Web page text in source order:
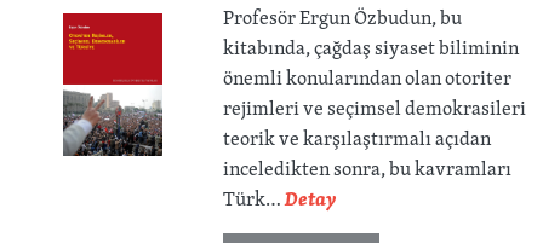
Profesör Ergun Özbudun, bu
kitabında, çağdaş siyaset biliminin
önemli konularından olan otoriter
rejimleri ve seçimsel demokrasileri
teorik ve karşılaştırmalı açıdan
inceledikten sonra, bu kavramları
Türk…Detay